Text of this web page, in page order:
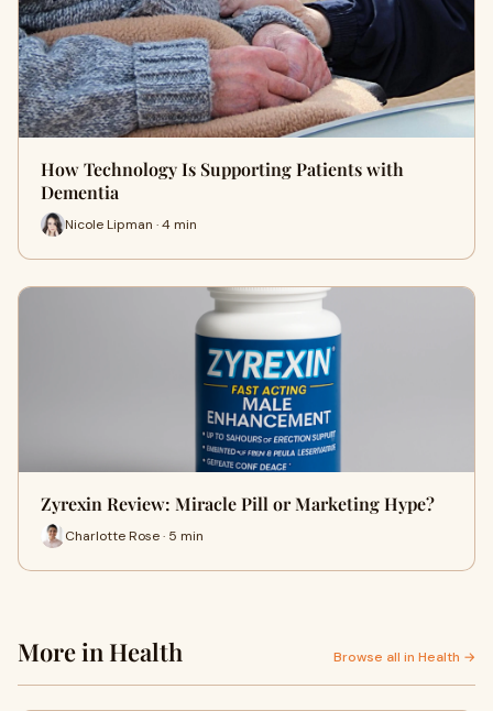
How Technology Is Supporting Patients with
Dementia
Nicole Lipman · 4 min
Zyrexin Review: Miracle Pill or Marketing Hype?
Charlotte Rose · 5 min
More in Health Browse all in Health →